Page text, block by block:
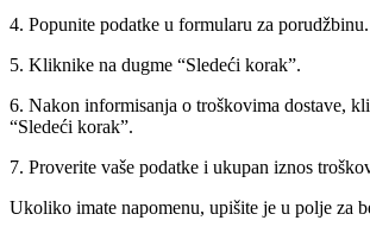
4. Popunite podatke u formularu za porudžbinu.
5. Kliknike na dugme “Sledeći korak”.
6. Nakon informisanja o troškovima dostave,
“Sledeći korak”.
7. Proverite vaše podatke i ukupan iznos
Ukoliko imate napomenu, upišite je u polje za